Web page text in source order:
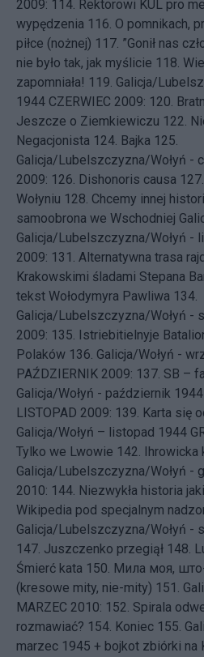
2009: 114. Rektorowi KUL pro
wypędzenia 116. O pomnikach,
piłce (nożnej) 117. ”Gonił nas
nie było tak, jak myślicie 118.
zapomniała! 119. Galicja/
1944 CZERWIEC 2009: 120.
Jeszcze o Ziemkiewiczu 122.
Negacjonista 124. Bajka 125.
Galicja/Lubelszczyzna/Wołyń -
2009: 126. Dishonoris causa 127.
Wołyniu 128. Chcemy innej
samoobrona we Wschodniej
Galicja/Lubelszczyzna/Wołyń -
2009: 131. Alternatywna trasa
Krakowskimi śladami Stepana
tekst Wołodymyra Pawliwa 134.
Galicja/Lubelszczyzna/Wołyń -
2009: 135. Istriebitielnyje
Polaków 136. Galicja/Wołyń -
PAŹDZIERNIK 2009: 137. SB –
Galicja/Wołyń - październik
LISTOPAD 2009: 139. Karta się
Galicja/Wołyń – listopad 1944
Tylko we Lwowie 142. Ihrowicka
Galicja/Lubelszczyzna/Wołyń -
2010: 144. Niezwykła historia
Wikipedia pod specjalnym
Galicja/Lubelszczyzna/Wołyń -
147. Juszczenko przegiął 148.
Śmierć kata 150. Мила моя,
(kresowe mity, nie-mity) 151.
MARZEC 2010: 152. Spirala
rozmawiać? 154. Koniec 155.
marzec 1945 + bojkot zbiórki na